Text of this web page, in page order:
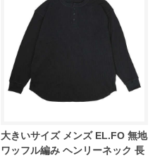
大きいサイズ メンズ EL.FO 無地
ワッフル編み ヘンリーネック 長